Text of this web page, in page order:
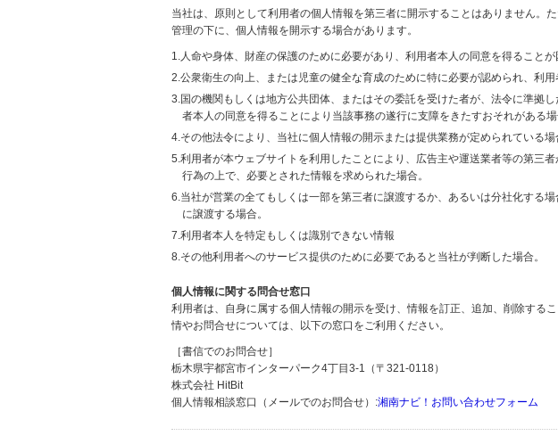
当社は、原則として利用者の個人情報を第三者に開示することはありません。
管理の下に、個人情報を開示する場合があります。
1.人命や身体、財産の保護のために必要があり、利用者本人の同意を得ることが
2.公衆衛生の向上、または児童の健全な育成のために特に必要が認められ、利
3.国の機関もしくは地方公共団体、またはその委託を受けた者が、法令に準拠
者本人の同意を得ることにより当該事務の遂行に支障をきたすおそれがある場
4.その他法令により、当社に個人情報の開示または提供業務が定められている場
5.利用者が本ウェブサイトを利用したことにより、広告主や運送業者等の第三
行為の上で、必要とされた情報を求められた場合。
6.当社が営業の全てもしくは一部を第三者に譲渡するか、あるいは分社化する
に譲渡する場合。
7.利用者本人を特定もしくは識別できない情報
8.その他利用者へのサービス提供のために必要であると当社が判断した場合。
個人情報に関する問合せ窓口
利用者は、自身に属する個人情報の開示を受け、情報を訂正、追加、削除する
情やお問合せについては、以下の窓口をご利用ください。
［書信でのお問合せ］
栃木県宇都宮市インターパーク4丁目3-1（〒321-0118）
株式会社 HitBit
個人情報相談窓口（メールでのお問合せ）:湘南ナビ！お問い合わせフォーム